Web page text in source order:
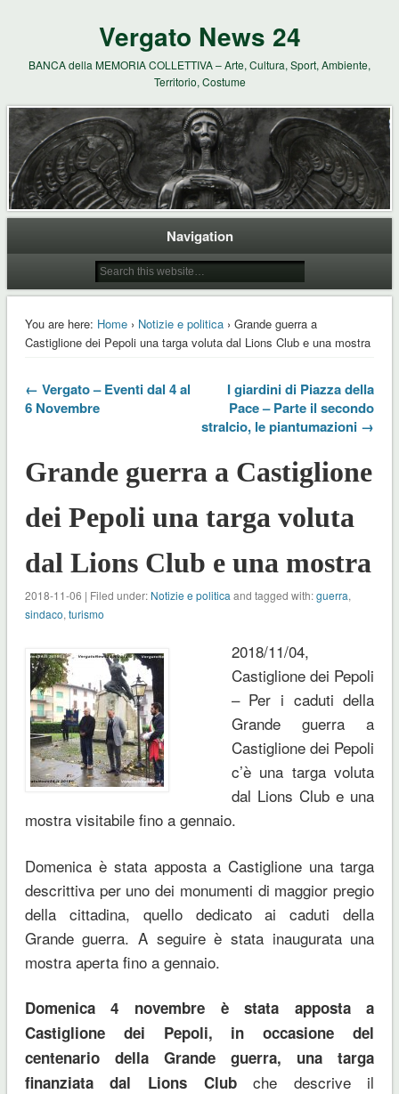
Vergato News 24
BANCA della MEMORIA COLLETTIVA – Arte, Cultura, Sport, Ambiente,
Territorio, Costume
Navigation
You are here: Home› Notizie e politica› Grande guerra a
Castiglione dei Pepoli una targa voluta dal Lions Club e una mostra
← Vergato – Eventi dal 4 al
6 Novembre
I giardini di Piazza della
Pace – Parte il secondo
stralcio, le piantumazioni →
Grande guerra a Castiglione
dei Pepoli una targa voluta
dal Lions Club e una mostra
2018-11-06 | Filed under: Notizie e politica and tagged with:guerra,
sindaco, turismo
2018/11/04,
Castiglione dei Pepoli
– Per i caduti della
Grande guerra a
Castiglione dei Pepoli
c’è una targa voluta
dal Lions Club e una
mostra visitabile fino a gennaio.
Domenica è stata apposta a Castiglione una targa
descrittiva per uno dei monumenti di maggior pregio
della cittadina, quello dedicato ai caduti della
Grande guerra. A seguire è stata inaugurata una
mostra aperta fino a gennaio.
Domenica 4 novembre è stata apposta a
Castiglione dei Pepoli, in occasione del
centenario della Grande guerra, una targa
finanziata dal Lions Clubche descrive il